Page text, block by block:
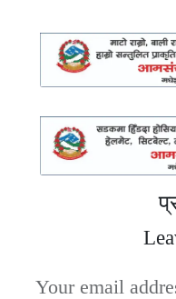
Your email